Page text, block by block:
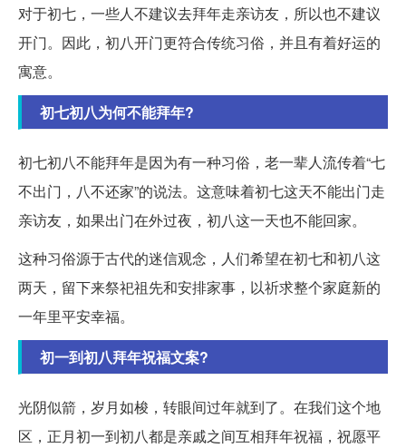
对于初七，一些人不建议去拜年走亲访友，所以也不建议
开门。因此，初八开门更符合传统习俗，并且有着好运的
寓意。
初七初八为何不能拜年?
初七初八不能拜年是因为有一种习俗，老一辈人流传着“七
不出门，八不还家”的说法。这意味着初七这天不能出门走
亲访友，如果出门在外过夜，初八这一天也不能回家。
这种习俗源于古代的迷信观念，人们希望在初七和初八这
两天，留下来祭祀祖先和安排家事，以祈求整个家庭新的
一年里平安幸福。
初一到初八拜年祝福文案?
光阴似箭，岁月如梭，转眼间过年就到了。在我们这个地
区，正月初一到初八都是亲戚之间互相拜年祝福，祝愿平